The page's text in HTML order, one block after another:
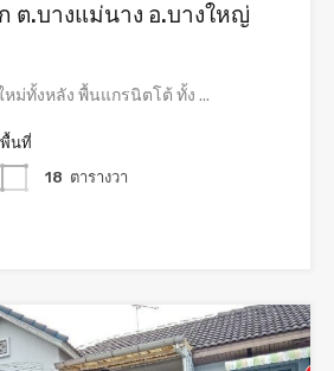
ต.บางแม่นาง อ.บางใหญ่
หม่ทั้งหลัง พื้นแกรนิตโต้ ทั้ง ...
พื้นที่
18 ตารางวา